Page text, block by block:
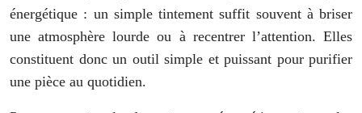
énergétique : un simple tintement suffit souvent à briser
une atmosphère lourde ou à recentrer l’attention. Elles
constituent donc un outil simple et puissant pour purifier
une pièce au quotidien.